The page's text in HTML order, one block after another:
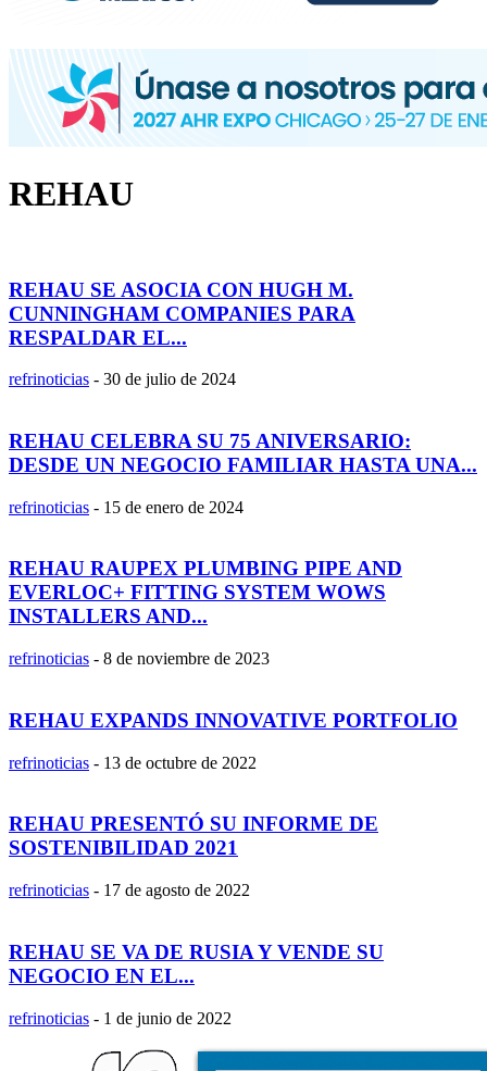
REHAU
REHAU SE ASOCIA CON HUGH M.
CUNNINGHAM COMPANIES PARA
RESPALDAR EL...
refrinoticias - 30 de julio de 2024
REHAU CELEBRA SU 75 ANIVERSARIO:
DESDE UN NEGOCIO FAMILIAR HASTA UNA...
refrinoticias - 15 de enero de 2024
REHAU RAUPEX PLUMBING PIPE AND
EVERLOC+ FITTING SYSTEM WOWS
INSTALLERS AND...
refrinoticias - 8 de noviembre de 2023
REHAU EXPANDS INNOVATIVE PORTFOLIO
refrinoticias - 13 de octubre de 2022
REHAU PRESENTÓ SU INFORME DE
SOSTENIBILIDAD 2021
refrinoticias - 17 de agosto de 2022
REHAU SE VA DE RUSIA Y VENDE SU
NEGOCIO EN EL...
refrinoticias - 1 de junio de 2022